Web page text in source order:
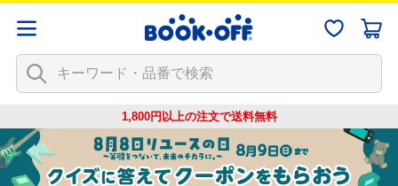
1,800円以上の注文で送料無料